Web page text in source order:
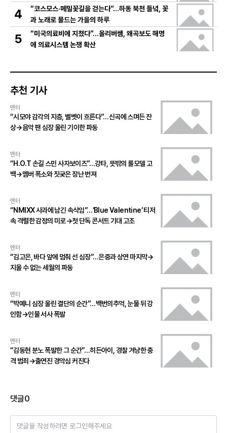
4
“코스모스·메밀꽃길을 걷는다”…하동 북천 들녘, 꽃
과 노래로 물드는 가을의 하루
5
“미국의료비에 지쳤다”…올리버쌤, 왜곡보도 해명
에 의료시스템 논쟁 확산
추천 기사
엔터
“시모야 감각의 지층, 벨벳이 흐른다”…신곡에 스며든 잔
상→음악 팬 심장 울린 기이한 파동
엔터
“H.O.T 손길 스민 사자보이즈”…강타, 뜻밖의 롤모델 고
백→멤버 폭소와 짓궂은 장난 번져
엔터
“NMIXX 사과에 남긴 속삭임”…‘Blue Valentine’ 티저
속 격렬한 감정의 미로→첫 단독 콘서트 기대 고조
엔터
“김고은, 바다 앞에 멈춰 선 심장”…은중과 상연 마지막→
지울 수 없는 세월의 파동
엔터
“박예니 심장 울린 결단의 순간”…백번의추억, 눈물 뒤 강
인함→인물 서사 폭발
엔터
“김동현 분노 폭발한 그 순간”…히든아이, 경찰 겨냥한 충
격 범죄→출연진 경악심 커진다
댓글0
댓글을 작성하려면 로그인해주세요